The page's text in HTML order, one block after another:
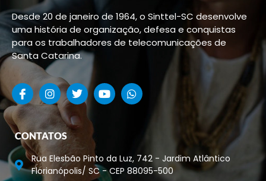
Desde 20 de janeiro de 1964, o Sinttel-SC desenvolve
uma história de organização, defesa e conquistas
para os trabalhadores de telecomunicações de
Santa Catarina.
CONTATOS
Rua Elesbão Pinto da Luz, 742 - Jardim Atlântico
Florianópolis/ SC - CEP 88095-500